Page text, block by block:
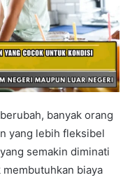
banyak orang
yang lebih fleksibel
semakin diminati
membutuhkan biaya